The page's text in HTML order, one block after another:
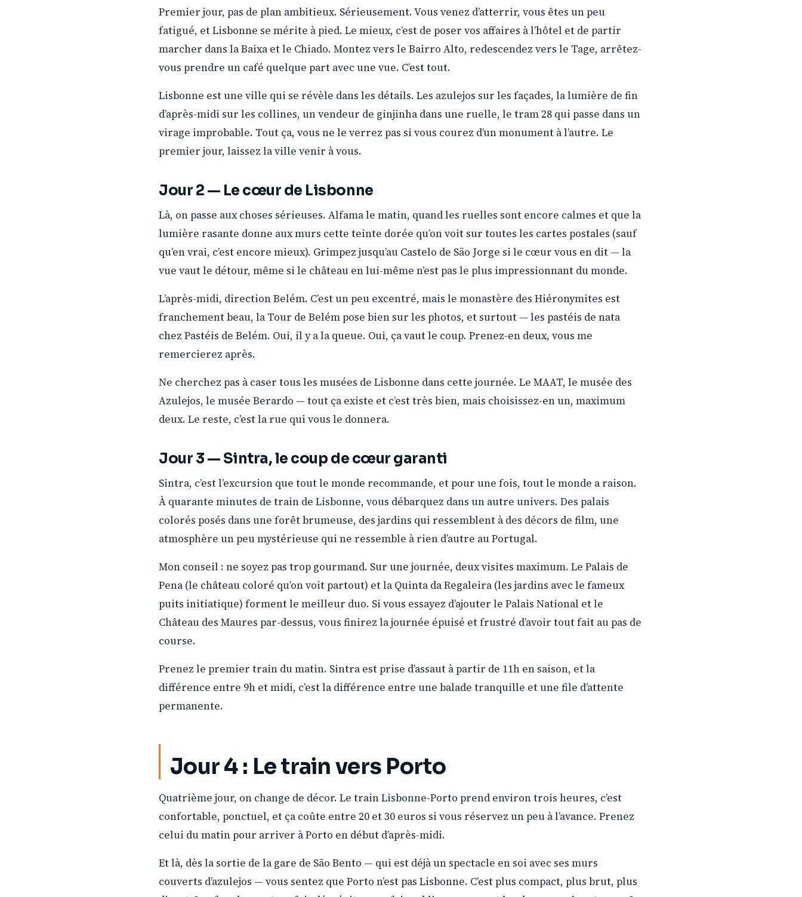
Premier jour, pas de plan ambitieux. Sérieusement. Vous venez d’atterrir, vous êtes un peu
fatigué, et Lisbonne se mérite à pied. Le mieux, c’est de poser vos affaires à l’hôtel et de partir
marcher dans la Baixa et le Chiado. Montez vers le Bairro Alto, redescendez vers le Tage, arrêtez-
vous prendre un café quelque part avec une vue. C’est tout.
Lisbonne est une ville qui se révèle dans les détails. Les azulejos sur les façades, la lumière de fin
d’après-midi sur les collines, un vendeur de ginjinha dans une ruelle, le tram 28 qui passe dans un
virage improbable. Tout ça, vous ne le verrez pas si vous courez d’un monument à l’autre. Le
premier jour, laissez la ville venir à vous.
Jour 2 — Le cœur de Lisbonne
Là, on passe aux choses sérieuses. Alfama le matin, quand les ruelles sont encore calmes et que la
lumière rasante donne aux murs cette teinte dorée qu’on voit sur toutes les cartes postales (sauf
qu’en vrai, c’est encore mieux). Grimpez jusqu’au Castelo de São Jorge si le cœur vous en dit — la
vue vaut le détour, même si le château en lui-même n’est pas le plus impressionnant du monde.
L’après-midi, direction Belém. C’est un peu excentré, mais le monastère des Hiéronymites est
franchement beau, la Tour de Belém pose bien sur les photos, et surtout — les pastéis de nata
chez Pastéis de Belém. Oui, il y a la queue. Oui, ça vaut le coup. Prenez-en deux, vous me
remercierez après.
Ne cherchez pas à caser tous les musées de Lisbonne dans cette journée. Le MAAT, le musée des
Azulejos, le musée Berardo — tout ça existe et c’est très bien, mais choisissez-en un, maximum
deux. Le reste, c’est la rue qui vous le donnera.
Jour 3 — Sintra, le coup de cœur garanti
Sintra, c’est l’excursion que tout le monde recommande, et pour une fois, tout le monde a raison.
À quarante minutes de train de Lisbonne, vous débarquez dans un autre univers. Des palais
colorés posés dans une forêt brumeuse, des jardins qui ressemblent à des décors de film, une
atmosphère un peu mystérieuse qui ne ressemble à rien d’autre au Portugal.
Mon conseil : ne soyez pas trop gourmand. Sur une journée, deux visites maximum. Le Palais de
Pena (le château coloré qu’on voit partout) et la Quinta da Regaleira (les jardins avec le fameux
puits initiatique) forment le meilleur duo. Si vous essayez d’ajouter le Palais National et le
Château des Maures par-dessus, vous finirez la journée épuisé et frustré d’avoir tout fait au pas de
course.
Prenez le premier train du matin. Sintra est prise d’assaut à partir de 11h en saison, et la
différence entre 9h et midi, c’est la différence entre une balade tranquille et une file d’attente
permanente.
Jour 4 : Le train vers Porto
Quatrième jour, on change de décor. Le train Lisbonne-Porto prend environ trois heures, c’est
confortable, ponctuel, et ça coûte entre 20 et 30 euros si vous réservez un peu à l’avance. Prenez
celui du matin pour arriver à Porto en début d’après-midi.
Et là, dès la sortie de la gare de São Bento — qui est déjà un spectacle en soi avec ses murs
couverts d’azulejos — vous sentez que Porto n’est pas Lisbonne. C’est plus compact, plus brut, plus